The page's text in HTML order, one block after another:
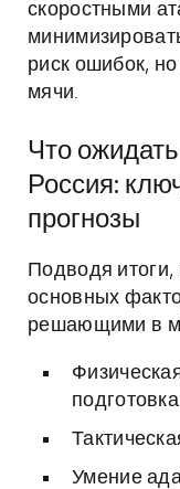
скоростными
риск ошибок,
мячи.
Что
Россия:
прогнозы
Подводя
основных
решающими в
Умение